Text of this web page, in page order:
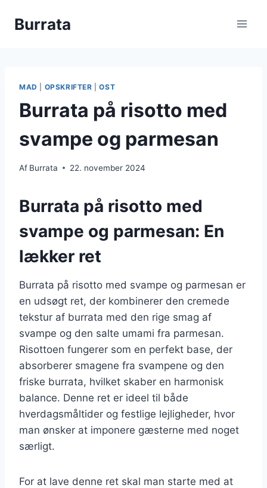
Burrata
MAD OPSKRIFTER |OST
Burrata på risotto med
svampe og parmesan
Af Burrata 22. november 2024
Burrata på risotto med
svampe og parmesan: En
lækker ret
Burrata på risotto med svampe og parmesan er
en udsøgt ret, der kombinerer den cremede
tekstur af burrata med den rige smag af
svampe og den salte umami fra parmesan.
Risottoen fungerer som en perfekt base, der
absorberer smagene fra svampene og den
friske burrata, hvilket skaber en harmonisk
balance. Denne ret er ideel til både
hverdagsmåltider og festlige lejligheder, hvor
man ønsker at imponere gæsterne med noget
særligt.
For at lave denne ret skal man starte med at